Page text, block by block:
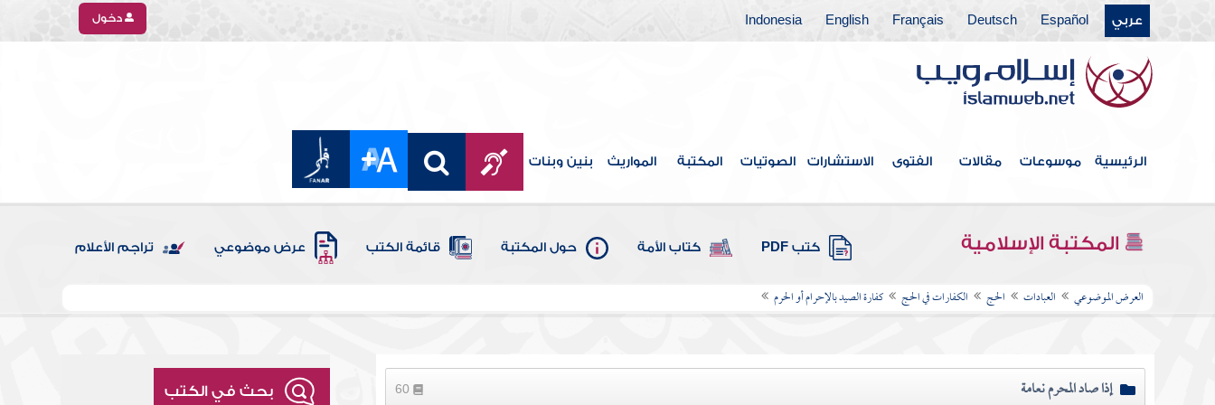
عربي Español
Deutsch
Français
English
Indonesia دخول
الرئيسية موسوعات مقالات الفتوى الاستشارات الصوتيات المكتبة المواريث بنين وبنات
المكتبة الإسلامية كتب PDF كتاب الأمة حول المكتبة قائمة الكتب عرض موضوعي تراجم الأعلام
العرض الموضوعي العبادات الحج الكفارات في الحج كفارة الصيد بالإحرام أو الحرم
إذا صاد المحرم نعامة بحث في الكتب